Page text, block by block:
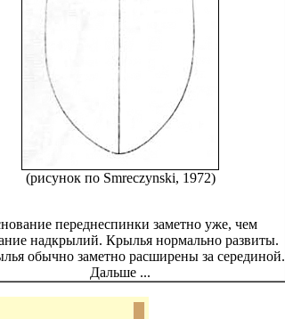
(рисунок по Smreczynski, 1972)
переднеспинки заметно уже, чем
надкрылий. Крылья нормально развиты.
обычно заметно расширены за серединой.
Дальше ...